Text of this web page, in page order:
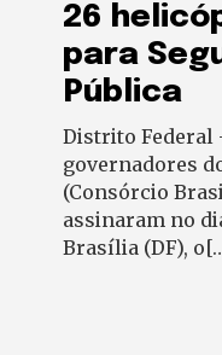
26
para
Pública
Distrito Federal
governadores
(Consórcio
assinaram no
Brasília (DF),